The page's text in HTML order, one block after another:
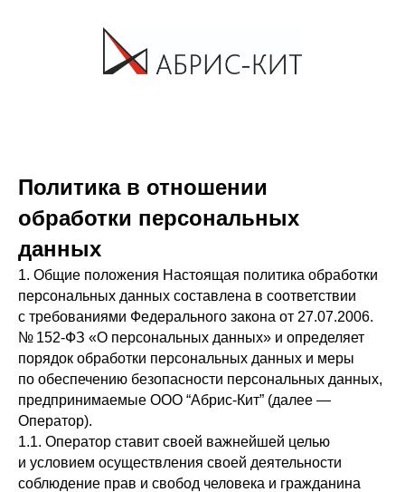
Политика в отношении
обработки персональных
данных
1. Общие положения Настоящая политика обработки
персональных данных составлена в соответствии
с требованиями Федерального закона от 27.07.2006.
№ 152-ФЗ «О персональных данных» и определяет
порядок обработки персональных данных и меры
по обеспечению безопасности персональных данных,
предпринимаемые ООО “Абрис-Кит” (далее —
Оператор).
1.1. Оператор ставит своей важнейшей целью
и условием осуществления своей деятельности
соблюдение прав и свобод человека и гражданина